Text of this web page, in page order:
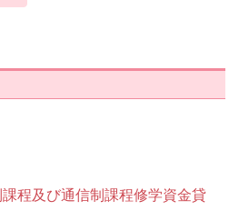
程及び通信制課程修学資金貸